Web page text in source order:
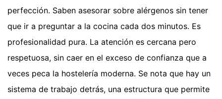
perfección. Saben asesorar sobre alérgenos sin tener
que ir a preguntar a la cocina cada dos minutos. Es
profesionalidad pura. La atención es cercana pero
respetuosa, sin caer en el exceso de confianza que a
veces peca la hostelería moderna. Se nota que hay un
sistema de trabajo detrás, una estructura que permite